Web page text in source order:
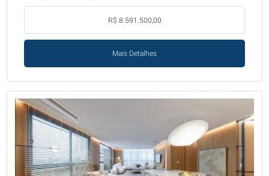
R$ 8.591.500,00
Mais Detalhes